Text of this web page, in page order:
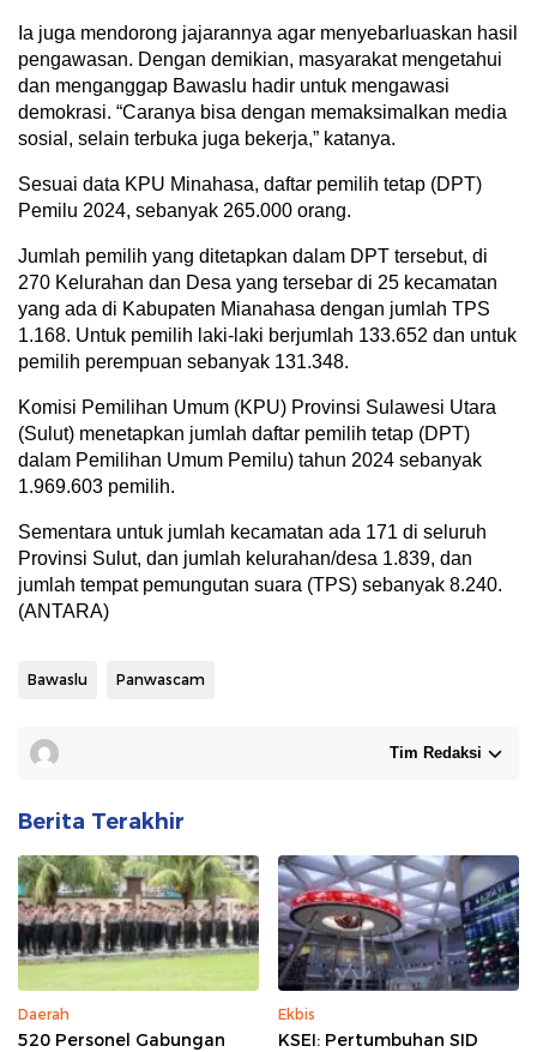
Ia juga mendorong jajarannya agar menyebarluaskan hasil
pengawasan. Dengan demikian, masyarakat mengetahui
dan menganggap Bawaslu hadir untuk mengawasi
demokrasi. “Caranya bisa dengan memaksimalkan media
sosial, selain terbuka juga bekerja,” katanya.
Sesuai data KPU Minahasa, daftar pemilih tetap (DPT)
Pemilu 2024, sebanyak 265.000 orang.
Jumlah pemilih yang ditetapkan dalam DPT tersebut, di
270 Kelurahan dan Desa yang tersebar di 25 kecamatan
yang ada di Kabupaten Mianahasa dengan jumlah TPS
1.168. Untuk pemilih laki-laki berjumlah 133.652 dan untuk
pemilih perempuan sebanyak 131.348.
Komisi Pemilihan Umum (KPU) Provinsi Sulawesi Utara
(Sulut) menetapkan jumlah daftar pemilih tetap (DPT)
dalam Pemilihan Umum Pemilu) tahun 2024 sebanyak
1.969.603 pemilih.
Sementara untuk jumlah kecamatan ada 171 di seluruh
Provinsi Sulut, dan jumlah kelurahan/desa 1.839, dan
jumlah tempat pemungutan suara (TPS) sebanyak 8.240.
(ANTARA)
Bawaslu Panwascam
Tim Redaksi
Berita Terakhir
Daerah
520 Personel Gabungan
Ekbis
KSEI: Pertumbuhan SID